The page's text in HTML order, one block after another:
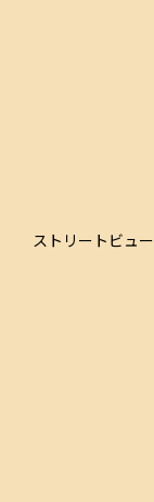
ストリートビュー